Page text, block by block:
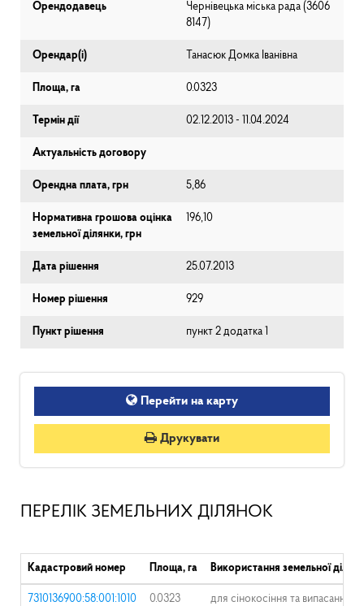
Орендодавець
Чернівецька міська рада (⁨3606
8147⁩)
Орендар(і) Танасюк Домка Іванівна
Площа, га 0.0323
Термін дії 02.12.2013 - 11.04.2024
Актуальність договору
Орендна плата, грн 5,86
Нормативна грошова оцінка
земельної ділянки, грн
196,10
Дата рішення 25.07.2013
Номер рішення 929
Пункт рішення пункт 2 додатка 1
Перейти на карту
Друкувати
ПЕРЕЛІК ЗЕМЕЛЬНИХ ДІЛЯНОК
Кадастровий номер Площа, га Використання земельної
7310136900:58:001:1010 0.0323 для сінокосіння та випасання